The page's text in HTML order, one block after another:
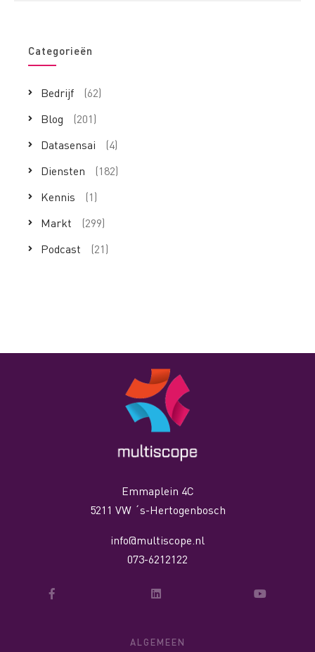
Categorieën
Bedrijf
(62)
Blog
(201)
Datasensai
(4)
Diensten
(182)
Kennis
(1)
Markt
(299)
Podcast
(21)
Emmaplein 4C
5211 VW ´s-Hertogenbosch
info@multiscope.nl
073-6212122
ALGEMEEN